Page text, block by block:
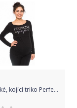
Těhotenské, kojící triko Perfektly - černé, Velikosti těh. moda L (40)